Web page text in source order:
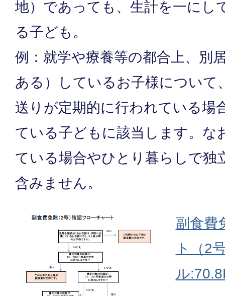
地）であっても、生計を一にし
る子ども。
例：就学や療養等の都合上、別
ある）しているお子様について
送りが定期的に行われている場
ている子どもに該当します。な
ている場合やひとり暮らしで独
含みません。
副食費
ト（2
ル